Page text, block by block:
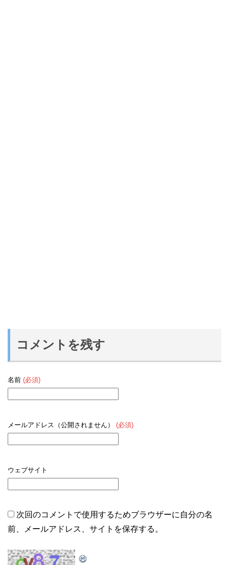
コメントを残す
名前 (必須)
メールアドレス（公開されません） (必須)
ウェブサイト
次回のコメントで使用するためブラウザーに自分の名
前、メールアドレス、サイトを保存する。